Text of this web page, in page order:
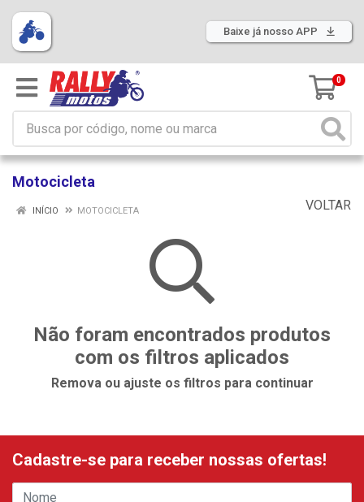
Baixe já nosso APP
0
Motocicleta
VOLTAR
INÍCIO MOTOCICLETA
Não foram encontrados produtos
com os filtros aplicados
Remova ou ajuste os filtros para continuar
Cadastre-se para receber nossas ofertas!